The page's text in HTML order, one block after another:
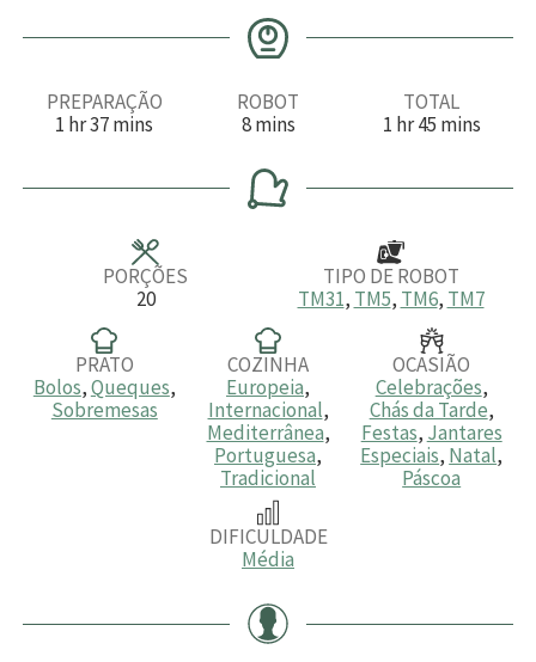
PREPARAÇÃO
1 h
a
hr37m
u
mins
ROBOT
8m
n
u
t
mins
TOTAL
1h
a
hr45m
u
mins
PORÇÕES
20
TIPO DE ROBOT
TM31, TM5, TM6, TM7
PRATO
Bolos,Queques,
Sobremesas
COZINHA
Europeia,
Internacional,
Mediterrânea,
Portuguesa,
Tradicional
OCASIÃO
Celebrações,
Chás da Tarde,
Festas, Jantares
Especiais, Natal,
Páscoa
DIFICULDADE
Média